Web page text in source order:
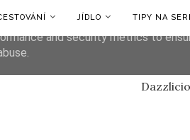
JÍDLO TIPY NA
its services and to analyze
and security metrics to